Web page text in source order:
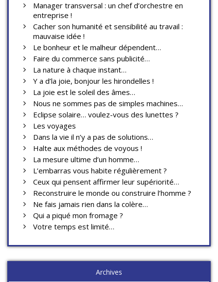
Manager transversal : un chef d’orchestre en
entreprise !
Cacher son humanité et sensibilité au travail :
mauvaise idée !
Le bonheur et le malheur dépendent…
Faire du commerce sans publicité…
La nature à chaque instant…
Y a d’la joie, bonjour les hirondelles !
La joie est le soleil des âmes…
Nous ne sommes pas de simples machines…
Eclipse solaire… voulez-vous des lunettes ?
Les voyages
Dans la vie il n’y a pas de solutions…
Halte aux méthodes de voyous !
La mesure ultime d’un homme…
L’embarras vous habite régulièrement ?
Ceux qui pensent affirmer leur supériorité…
Reconstruire le monde ou construire l’homme ?
Ne fais jamais rien dans la colère…
Qui a piqué mon fromage ?
Votre temps est limité…
Archives